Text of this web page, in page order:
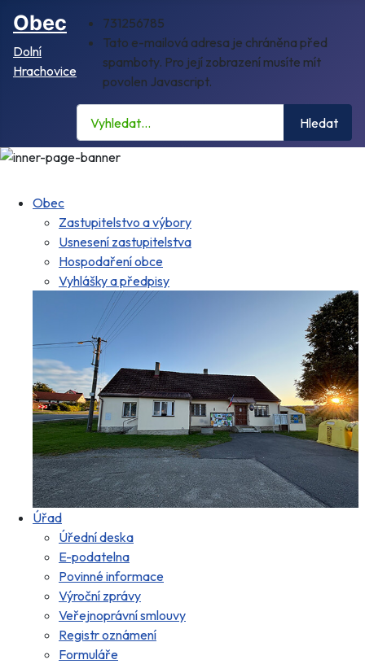
Obec
Dolní
Hrachovice
731256785
Tato e-mailová adresa je chráněna před
spamboty. Pro její zobrazení musíte mít
povolen Javascript.
Hledat
Obec
Zastupitelstvo a výbory
Usnesení zastupitelstva
Hospodaření obce
Vyhlášky a předpisy
Úřad
Úřední deska
E-podatelna
Povinné informace
Výroční zprávy
Veřejnoprávní smlouvy
Registr oznámení
Formuláře